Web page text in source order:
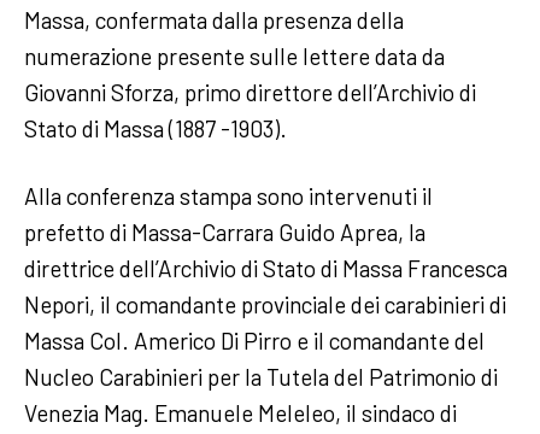
Massa, confermata dalla presenza della
numerazione presente sulle lettere data da
Giovanni Sforza, primo direttore dell’Archivio di
Stato di Massa (1887 -1903).
Alla conferenza stampa sono intervenuti il
prefetto di Massa-Carrara Guido Aprea, la
direttrice dell’Archivio di Stato di Massa Francesca
Nepori, il comandante provinciale dei carabinieri di
Massa Col. Americo Di Pirro e il comandante del
Nucleo Carabinieri per la Tutela del Patrimonio di
Venezia Mag. Emanuele Meleleo, il sindaco di